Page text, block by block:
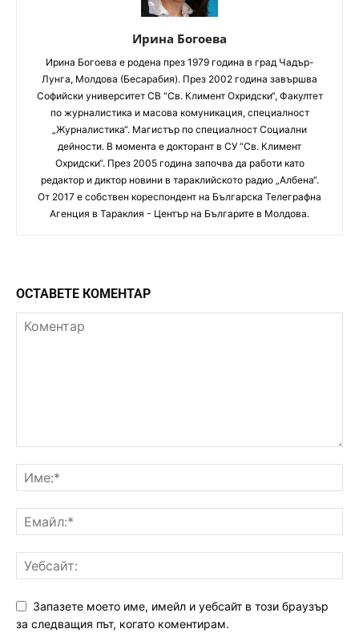
Ирина Богоева
Ирина Богоева е родена през 1979 година в град Чадър-
Лунга, Молдова (Бесарабия). През 2002 година завършва
Софийски университет CВ “Св. Климент Охридски“, Факултет
по журналистика и масова комуникация, специалност
„Журналистика“. Магистър по специалност Социални
дейности. В момента е докторант в СУ “Св. Климент
Охридски“. През 2005 година започва да работи като
редактор и диктор новини в тараклийското радио „Албена“.
От 2017 е собствен кореспондент на Българска Телеграфна
Агенция в Тараклия - Център на Българите в Молдова.
ОСТАВЕТЕ КОМЕНТАР
Запазете моето име, имейл и уебсайт в този браузър
за следващия път, когато коментирам.